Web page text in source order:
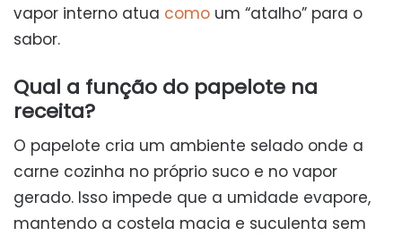
vapor interno atua como um “atalho” para o
sabor.
Qual a função do papelote na
receita?
O papelote cria um ambiente selado onde a
carne cozinha no próprio suco e no vapor
gerado. Isso impede que a umidade evapore,
mantendo a costela macia e suculenta sem